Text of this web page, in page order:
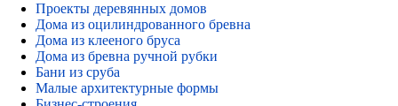
Проекты деревянных домов
Дома из оцилиндрованного бревна
Дома из клееного бруса
Дома из бревна ручной рубки
Бани из сруба
Малые архитектурные формы